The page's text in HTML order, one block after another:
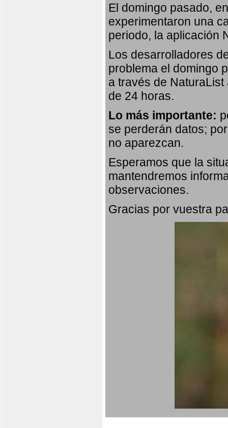
El domingo pasado,
experimentaron una
periodo, la aplicación
Los desarrolladores
problema el domingo
a través de
de 24 horas.
Lo más importante:
se perderán datos;
no aparezcan.
Esperamos que la
mantendremos
observaciones.
Gracias por vuestra